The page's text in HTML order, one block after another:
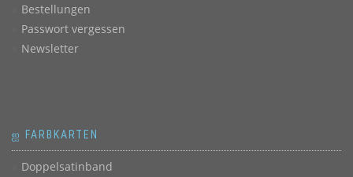
Bestellungen
Passwort vergessen
Newsletter
ஐ FARBKARTEN
Doppelsatinband